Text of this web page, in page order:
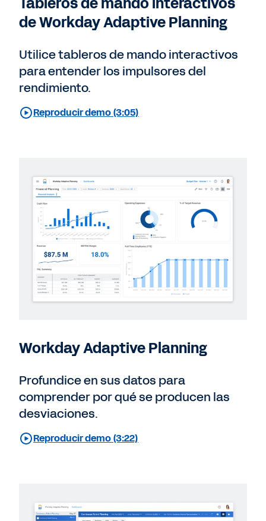
de Workday Adaptive Planning
Utilice tableros de mando interactivos
para entender los impulsores del
rendimiento.
Reproducir demo (3:05)
Workday Adaptive Planning
Profundice en sus datos para
comprender por qué se producen las
desviaciones.
Reproducir demo (3:22)